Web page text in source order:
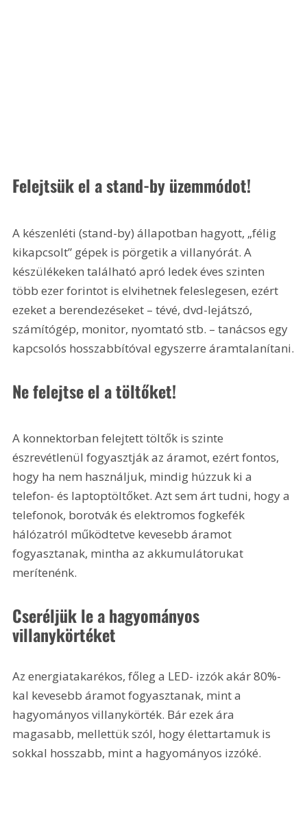
Felejtsük el a stand-by üzemmódot!
A készenléti (stand-by) állapotban hagyott, „félig
kikapcsolt” gépek is pörgetik a villanyórát. A
készülékeken található apró ledek éves szinten
több ezer forintot is elvihetnek feleslegesen, ezért
ezeket a berendezéseket – tévé, dvd-lejátszó,
számítógép, monitor, nyomtató stb. – tanácsos egy
kapcsolós hosszabbítóval egyszerre áramtalanítani.
Ne felejtse el a töltőket!
A konnektorban felejtett töltők is szinte
észrevétlenül fogyasztják az áramot, ezért fontos,
hogy ha nem használjuk, mindig húzzuk ki a
telefon- és laptoptöltőket. Azt sem árt tudni, hogy a
telefonok, borotvák és elektromos fogkefék
hálózatról működtetve kevesebb áramot
fogyasztanak, mintha az akkumulátorukat
merítenénk.
Cseréljük le a hagyományos
villanykörtéket
Az energiatakarékos, főleg a LED- izzók akár 80%-
kal kevesebb áramot fogyasztanak, mint a
hagyományos villanykörték. Bár ezek ára
magasabb, mellettük szól, hogy élettartamuk is
sokkal hosszabb, mint a hagyományos izzóké.